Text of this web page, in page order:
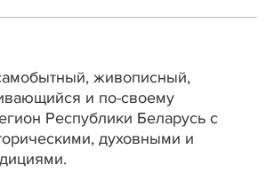
живописный,
и по-своему
Республики Беларусь с
духовными и